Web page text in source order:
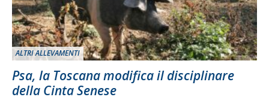
ALTRI ALLEVAMENTI
Psa, la Toscana modifica il disciplinare
della Cinta Senese